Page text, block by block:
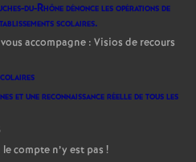
du-Rhône dénonce les opérations de
scolaires.
accompagne : Visios de recours
et une reconnaissance réelle de tous les
compte n’y est pas !